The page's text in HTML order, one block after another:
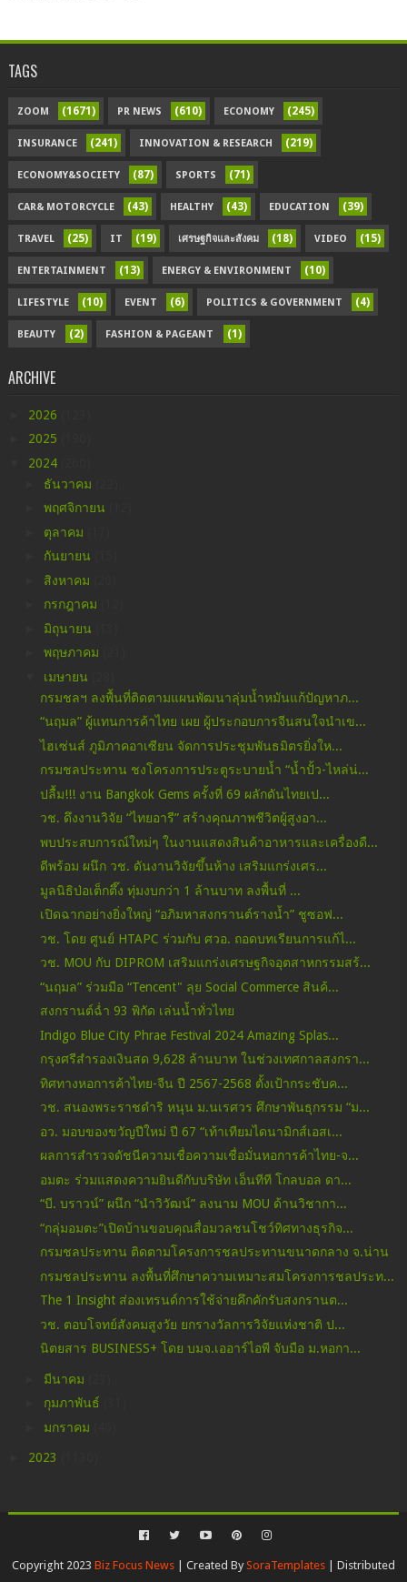
TAGS
ZOOM (1671) PR NEWS (610) ECONOMY (245)
INSURANCE (241) INNOVATION & RESEARCH (219)
ECONOMY&SOCIETY (87) SPORTS (71)
CAR& MOTORCYCLE (43) HEALTHY (43) EDUCATION (39)
TRAVEL (25) IT (19) เศรษฐกิจและสังคม (18) VIDEO (15)
ENTERTAINMENT (13) ENERGY & ENVIRONMENT (10)
LIFESTYLE (10) EVENT (6) POLITICS & GOVERNMENT (4)
BEAUTY (2) FASHION & PAGEANT (1)
ARCHIVE
2026
2025
2024
ธันวาคม
พฤศจิกายน
ตุลาคม
กันยายน
สิงหาคม
กรกฎาคม
มิถุนายน
พฤษภาคม
เมษายน
กรมชลฯ ลงพื้นที่ติดตามแผนพัฒนาลุ่มน้ำหมันแก้ปัญหาภ...
“นฤมล” ผู้แทนการค้าไทย เผย ผู้ประกอบการจีนสนใจนำเข...
ไฮเซ่นส์ ภูมิภาคอาเซียน จัดการประชุมพันธมิตรยิ่งให...
กรมชลประทาน ชงโครงการประตูระบายน้ำ “น้ำปั้ว-ไหล่น่...
ปลื้ม!!! งาน Bangkok Gems ครั้งที่ 69 ผลักดันไทยเป...
วช. ดึงงานวิจัย “ไทยอารี” สร้างคุณภาพชีวิตผู้สูงอา...
พบประสบการณ์ใหม่ๆ ในงานแสดงสินค้าอาหารและเครื่องดื...
ดีพร้อม ผนึก วช. ดันงานวิจัยขึ้นห้าง เสริมแกร่งเศร...
มูลนิธิป่อเต็กตึ๊ง ทุ่มงบกว่า 1 ล้านบาท ลงพื้นที่ ...
เปิดฉากอย่างยิ่งใหญ่ “อภิมหาสงกรานต์รางน้ำ” ชูซอฟ...
วช. โดย ศูนย์ HTAPC ร่วมกับ ศวอ. ถอดบทเรียนการแก้ไ...
วช. MOU กับ DIPROM เสริมแกร่งเศรษฐกิจอุตสาหกรรมสร้...
“นฤมล” ร่วมมือ “Tencent" ลุย Social Commerce สินค้...
สงกรานต์ฉ่ำ 93 พิกัด เล่นน้ำทั่วไทย
Indigo Blue City Phrae Festival 2024 Amazing Splas...
กรุงศรีสำรองเงินสด 9,628 ล้านบาท ในช่วงเทศกาลสงกรา...
ทิศทางหอการค้าไทย-จีน ปี 2567-2568 ตั้งเป้ากระชับค...
วช. สนองพระราชดำริ หนุน ม.นเรศวร ศึกษาพันธุกรรม “ม...
อว. มอบของขวัญปีใหม่ ปี 67 “เท้าเทียมไดนามิกส์เอสเ...
ผลการสำรวจดัชนีความเชื่อความเชื่อมั่นหอการค้าไทย-จ...
อมตะ ร่วมแสดงความยินดีกับบริษัท เอ็นทีที โกลบอล ดา...
“บี. บราวน์” ผนึก “นำวิวัฒน์” ลงนาม MOU ด้านวิชากา...
“กลุ่มอมตะ”เปิดบ้านขอบคุณสื่อมวลชนโชว์ทิศทางธุรกิจ...
กรมชลประทาน ติดตามโครงการชลประทานขนาดกลาง จ.น่าน
กรมชลประทาน ลงพื้นที่ศึกษาความเหมาะสมโครงการชลประท...
The 1 Insight ส่องเทรนด์การใช้จ่ายคึกคักรับสงกรานต...
วช. ตอบโจทย์สังคมสูงวัย ยกรางวัลการวิจัยแห่งชาติ ป...
นิตยสาร BUSINESS+ โดย บมจ.เออาร์ไอพี จับมือ ม.หอกา...
มีนาคม
กุมภาพันธ์
มกราคม
2023
Copyright 2023 Biz Focus News| Created By SoraTemplates| Distributed